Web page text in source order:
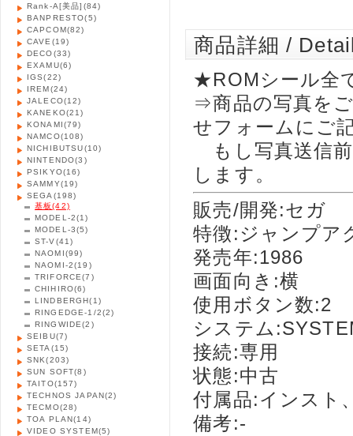
Rank-A[美品] (84)
BANPRESTO(5)
CAPCOM(82)
CAVE (19)
DECO(33)
EXAMU(6)
IGS(22)
IREM(24)
JALECO(12)
KANEKO(21)
KONAMI(79)
NAMCO(108)
NICHIBUTSU(10)
NINTENDO(3)
PSIKYO(16)
SAMMY(19)
SEGA (198)
基板(42)
MODEL-2(1)
MODEL-3(5)
ST-V(41)
NAOMI(99)
NAOMI-2(19)
TRIFORCE(7)
CHIHIRO(6)
LINDBERGH(1)
RINGEDGE-1/2(2)
RINGWIDE(2)
SEIBU(7)
SETA (15)
SNK(203)
SUN SOFT(8)
TAITO(157)
TECHNOS JAPAN(2)
TECMO(28)
TOA PLAN(14)
VIDEO SYSTEM(5)
商品詳細 /
★ROMシール全
⇒商品の写真を
せフォームにご
もし写真送信
します。
販売/開発:セガ
特徴:ジャンプア
発売年:1986
画面向き:横
使用ボタン数:2
システム
接続:専用
状態:中古
付属品:インスト
備考:-